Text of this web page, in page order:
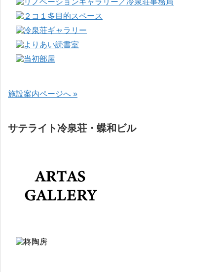
施設案内ページへ »
サテライト冷泉荘・蝶和ビル